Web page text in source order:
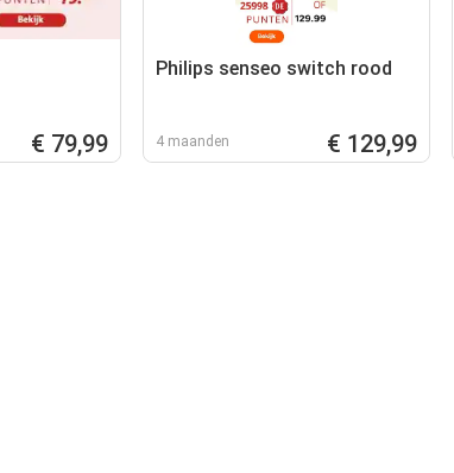
€ 79,99
Philips senseo switch rood
4 maanden € 129,99